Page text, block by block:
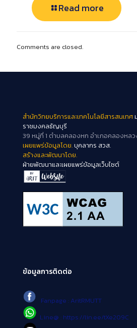
Read more
Comments are closed.
สำนักวิทยบริการและเทคโนโลยีสารสนเทศ
ราชมงคลธัญบุรี
39 หมู่ที่ 1 ตำบลคลองหก อำเภอคลองหลว
เผยแพร่ข้อมูลโดย.บุคลากร สวส.
สร้างและพัฒนาโดย.
ฝ่ายพัฒนาและเผยแพร่ข้อมูลเว็บไซต์
ข้อมูลการติดต่อ
Fanpage : AritRMUTT
Line@ : https://lin.ee/tXe209C